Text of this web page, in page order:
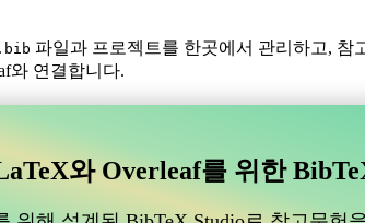
.bib 파일과 프로젝트를 한곳에서 관리하고, 참
와 연결합니다.
업 온라인 도구를 찾고 계신가요?
는 협업 온라인 도구를 찾고 계신가요?”
이 될 온라인 도구를 찾고 있다면,
와 Overleaf를 위한